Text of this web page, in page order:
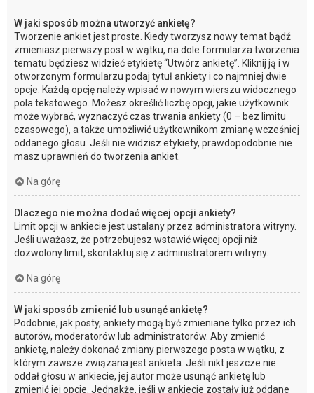
W jaki sposób można utworzyć ankietę?
Tworzenie ankiet jest proste. Kiedy tworzysz nowy temat bądź
zmieniasz pierwszy post w wątku, na dole formularza tworzenia
tematu będziesz widzieć etykietę “Utwórz ankietę”. Kliknij ją i w
otworzonym formularzu podaj tytuł ankiety i co najmniej dwie
opcje. Każdą opcję należy wpisać w nowym wierszu widocznego
pola tekstowego. Możesz określić liczbę opcji, jakie użytkownik
może wybrać, wyznaczyć czas trwania ankiety (0 – bez limitu
czasowego), a także umożliwić użytkownikom zmianę wcześniej
oddanego głosu. Jeśli nie widzisz etykiety, prawdopodobnie nie
masz uprawnień do tworzenia ankiet.
Na górę
Dlaczego nie można dodać więcej opcji ankiety?
Limit opcji w ankiecie jest ustalany przez administratora witryny.
Jeśli uważasz, że potrzebujesz wstawić więcej opcji niż
dozwolony limit, skontaktuj się z administratorem witryny.
Na górę
W jaki sposób zmienić lub usunąć ankietę?
Podobnie, jak posty, ankiety mogą być zmieniane tylko przez ich
autorów, moderatorów lub administratorów. Aby zmienić
ankietę, należy dokonać zmiany pierwszego posta w wątku, z
którym zawsze związana jest ankieta. Jeśli nikt jeszcze nie
oddał głosu w ankiecie, jej autor może usunąć ankietę lub
zmienić jej opcje. Jednakże, jeśli w ankiecie zostały już oddane